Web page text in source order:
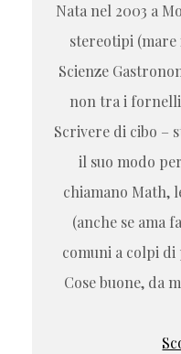
Nata nel 2003 a
stereotipi (mare
Scienze
non tra i
Scrivere di cibo –
il suo modo
chiamano Math,
(anche se ama
comuni a colpi
Cose buone, da